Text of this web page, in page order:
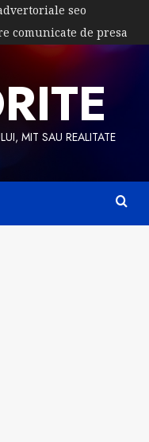
seo
comunicate de presa
MIT SAU REALITATE